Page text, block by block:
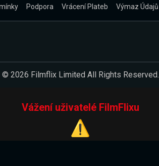
Podpora Vrácení Plateb Výmaz Údajů
© 2026 Filmflix Limited All Rights Reserved.
Vážení uživatelé FilmFlixu
⚠️